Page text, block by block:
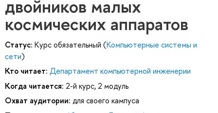
двойников малых
космических аппаратов
Статус: Курс обязательный (Компьютерные системы и
сети)
Кто читает: Департамент компьютерной инженерии
Когда читается: 2-й курс, 2 модуль
Охват аудитории: для своего кампуса